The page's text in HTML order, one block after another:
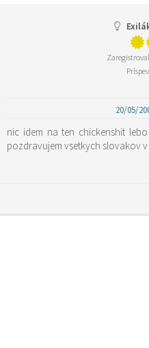
20/05/
nic idem na ten chickenshit
pozdravujem vsetkych slovakov